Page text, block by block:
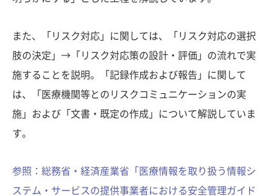
また、「リスク対応」に関しては、「リスク対応の選択
肢の決定」→「リスク対応策の設計・評価」の流れで実
施することを説明。「記録作成および報告」に関して
は、「医療機関等とのリスクコミュニケーションの実
施」および「文書・既定の作成」について解説していま
す。
参照：総務省・経済産業省「医療情報を取り扱う情報シ
ステム・サービスの提供事業者における安全管理ガイド